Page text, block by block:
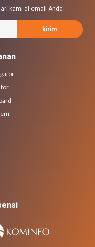
kami di email Anda.
kirim